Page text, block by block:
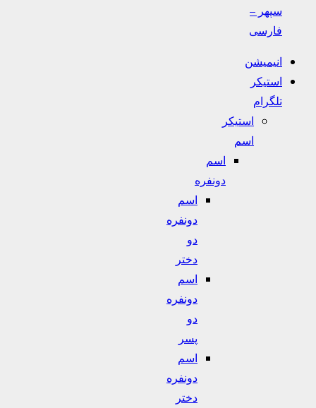
سپهر –
فارسی
انیمیشن
استیکر
تلگرام
استیکر
اسم
اسم
دونفره
اسم
دونفره
دو
دختر
اسم
دونفره
دو
پسر
اسم
دونفره
دختر